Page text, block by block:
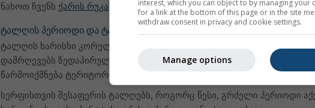
ნახოთ ჩვენს ქარის რუკაზე
ტალღის პერიოდი და ტალღის ხარისხი
ტალღის ხარისხი კორელირებს მის პერიოდთან. მაღალი ტალღები
დამრღევებს ზედაპირულ წყლებში. მოკლე პერიოდები ტიპურია
წარმოიქმნება ტერიტორიაზე.
სერფისთვის შესაფერის ტალღებს, როგორც წესი, გრძელი პერიოდი
interest, which you can object to by managing your
for a link at the bottom of this page or in the site
withdraw consent in privacy and cookie settings.
Manage options